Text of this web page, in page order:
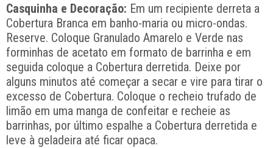
Casquinha e Decoração: Em um recipiente derreta a
Cobertura Branca em banho-maria ou micro-ondas.
Reserve. Coloque Granulado Amarelo e Verde nas
forminhas de acetato em formato de barrinha e em
seguida coloque a Cobertura derretida. Deixe por
alguns minutos até começar a secar e vire para tirar o
excesso de Cobertura. Coloque o recheio trufado de
limão em uma manga de confeitar e recheie as
barrinhas, por último espalhe a Cobertura derretida e
leve à geladeira até ficar opaca.